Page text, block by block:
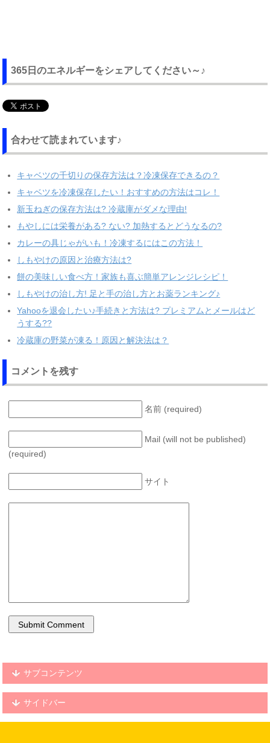
365日のエネルギーをシェアしてください～♪
合わせて読まれています♪
キャベツの千切りの保存方法は？冷凍保存できるの？
キャベツを冷凍保存したい！おすすめの方法はコレ！
新玉ねぎの保存方法は? 冷蔵庫がダメな理由!
もやしには栄養がある? ない? 加熱するとどうなるの?
カレーの具じゃがいも！冷凍するにはこの方法！
しもやけの原因と治療方法は?
餅の美味しい食べ方！家族も喜ぶ簡単アレンジレシピ！
しもやけの治し方! 足と手の治し方とお薬ランキング♪
Yahooを退会したい♪手続きと方法は? プレミアムとメールはど
うする??
冷蔵庫の野菜が凍る！原因と解決法は？
コメントを残す
名前 (required)
Mail (will not be published)
(required)
サイト
サブコンテンツ
サイドバー